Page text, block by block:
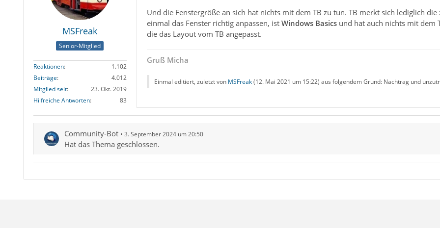
MSFreak
Senior-Mitglied
Reaktionen
1.102
Beiträge
4.012
Mitglied seit
23. Okt. 2019
Hilfreiche Antworten
83
Und die Fenstergröße an sich hat nichts mit dem TB zu tun. TB merkt sich lediglich
einmal das Fenster richtig anpassen, ist Windows Basics und hat auch nichts mit dem
die das Layout vom TB angepasst.
Gruß Micha
Einmal editiert, zuletzt von MSFreak(12. Mai 2021 um 15:22) aus folgendem Grund: Nachtrag und
Community-Bot 3. September 2024 um 20:50
Hat das Thema geschlossen.